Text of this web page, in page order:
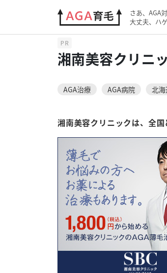
さあ、AGA
大丈夫、ハ
AGAクリニック 湘南美
PR
湘南美容クリニ
AGA治療 AGA病院 北
湘南美容クリニックは、全国